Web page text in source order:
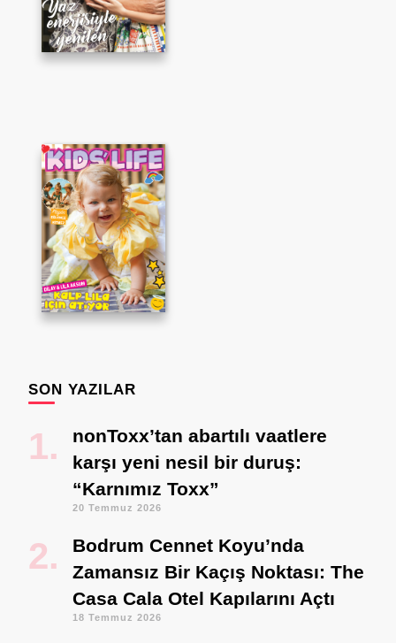
SON YAZILAR
nonToxx’tan abartılı vaatlere
karşı yeni nesil bir duruş:
“Karnımız Toxx”
20 Temmuz 2026
Bodrum Cennet Koyu’nda
Zamansız Bir Kaçış Noktası: The
Casa Cala Otel Kapılarını Açtı
18 Temmuz 2026